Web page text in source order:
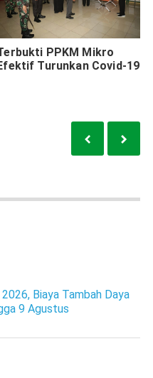
PPKM Mikro
Turunkan Covid-19
Biaya Tambah Daya
9 Agustus